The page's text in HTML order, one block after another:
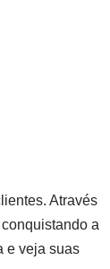
Através
a
e veja suas